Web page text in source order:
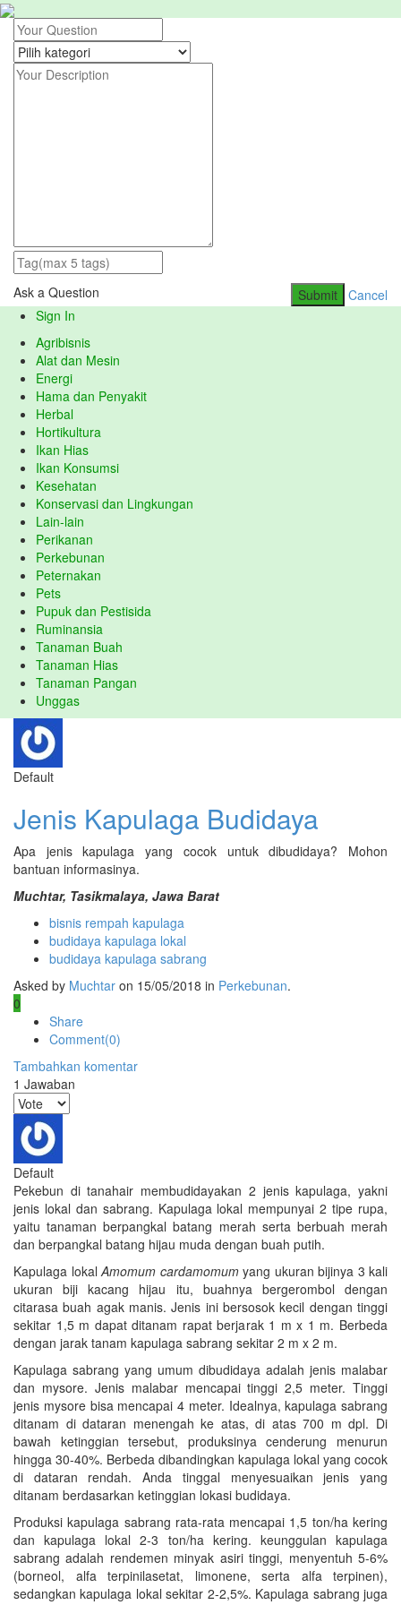
Ask a Question Submit
Cancel
Sign In
Agribisnis
Alat dan Mesin
Energi
Hama dan Penyakit
Herbal
Hortikultura
Ikan Hias
Ikan Konsumsi
Kesehatan
Konservasi dan Lingkungan
Lain-lain
Perikanan
Perkebunan
Peternakan
Pets
Pupuk dan Pestisida
Ruminansia
Tanaman Buah
Tanaman Hias
Tanaman Pangan
Unggas
Default
Jenis Kapulaga Budidaya
Apa jenis kapulaga yang cocok untuk dibudidaya? Mohon
bantuan informasinya.
Muchtar, Tasikmalaya, Jawa Barat
bisnis rempah kapulaga
budidaya kapulaga lokal
budidaya kapulaga sabrang
Asked by Muchtar on 15/05/2018 in Perkebunan.
0
Share
Comment(0)
Tambahkan komentar
1 Jawaban
Default
Pekebun di tanahair membudidayakan 2 jenis kapulaga, yakni
jenis lokal dan sabrang. Kapulaga lokal mempunyai 2 tipe rupa,
yaitu tanaman berpangkal batang merah serta berbuah merah
dan berpangkal batang hijau muda dengan buah putih.
Kapulaga lokalAmomum cardamomumyang ukuran bijinya 3 kali
ukuran biji kacang hijau itu, buahnya bergerombol dengan
citarasa buah agak manis. Jenis ini bersosok kecil dengan tinggi
sekitar 1,5 m dapat ditanam rapat berjarak 1 m x 1 m. Berbeda
dengan jarak tanam kapulaga sabrang sekitar 2 m x 2 m.
Kapulaga sabrang yang umum dibudidaya adalah jenis malabar
dan mysore. Jenis malabar mencapai tinggi 2,5 meter. Tinggi
jenis mysore bisa mencapai 4 meter. Idealnya, kapulaga sabrang
ditanam di dataran menengah ke atas, di atas 700 m dpl. Di
bawah ketinggian tersebut, produksinya cenderung menurun
hingga 30-40%. Berbeda dibandingkan kapulaga lokal yang cocok
di dataran rendah. Anda tinggal menyesuaikan jenis yang
ditanam berdasarkan ketinggian lokasi budidaya.
Produksi kapulaga sabrang rata-rata mencapai 1,5 ton/ha kering
dan kapulaga lokal 2-3 ton/ha kering. keunggulan kapulaga
sabrang adalah rendemen minyak asiri tinggi, menyentuh 5-6%
(borneol, alfa terpinilasetat, limonene, serta alfa terpinen),
sedangkan kapulaga lokal sekitar 2-2,5%. Kapulaga sabrang juga